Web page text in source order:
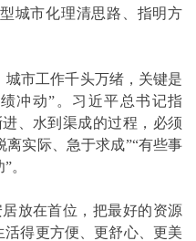
城市化理清思路、指明方
市工作千头万绪，关键是
冲动”。习近平总书记指
、水到渠成的过程，必须
实际、急于求成”“有些事
。
放在首位，把最好的资源
活得更方便、更舒心、更美